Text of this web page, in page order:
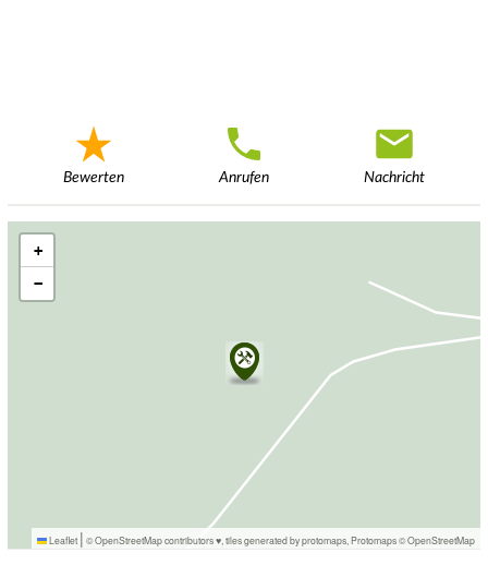
Bewerten Anrufen Nachricht
+
−
Leaflet | © OpenStreetMap contributors ♥, tiles generated by protomaps Protomaps©OpenStreetMap